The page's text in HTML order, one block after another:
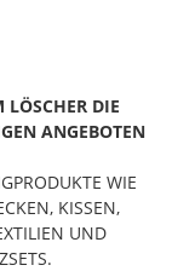
DIE
ANGEBOTEN
WIE
KISSEN,
UND